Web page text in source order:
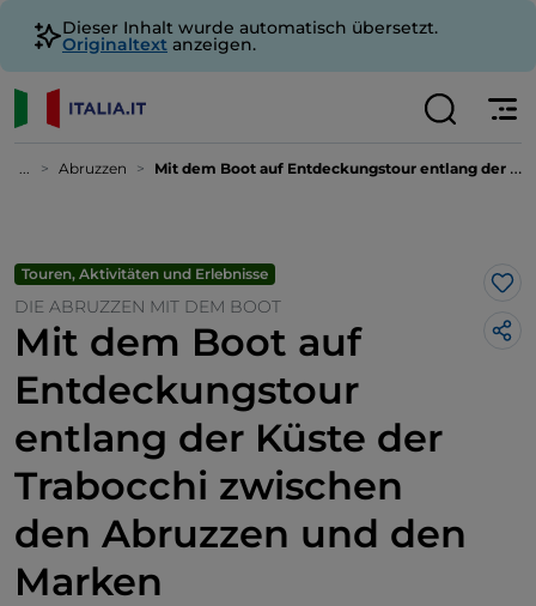
Dieser Inhalt wurde automatisch übersetzt.
Originaltext anzeigen.
... Abruzzen Mit dem Boot auf Entdeckungstour entlang der Küste der Trabocchi zwischen den Abruzzen und den Marken
Touren, Aktivitäten und Erlebnisse
DIE ABRUZZEN MIT DEM BOOT
Mit dem Boot auf
Entdeckungstour
entlang der Küste der
Trabocchi zwischen
den Abruzzen und den
Marken